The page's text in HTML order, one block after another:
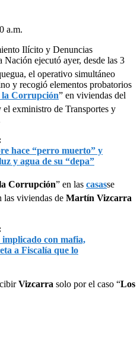
a.m.
Ilícito y Denuncias
Nación ejecutó ayer, desde las 3
el operativo simultáneo
y recogió elementos probatorios
la Corrupción” en viviendas del
el exministro de Transportes y
hace “perro muerto” y
y agua de su “depa”
Corrupción” en las casasse
las viviendas de Martín Vizcarra
implicado con mafia,
a Fiscalía que lo
Vizcarra solo por el caso “Los